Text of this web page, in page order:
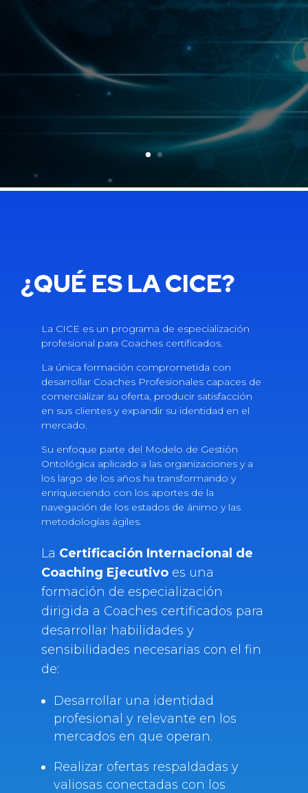
¿QUÉ ES LA CICE?
La CICE es un programa de especialización
profesional para Coaches certificados.
La única formación comprometida con
desarrollar Coaches Profesionales capaces de
comercializar su oferta, producir satisfacción
en sus clientes y expandir su identidad en el
mercado.
Su enfoque parte del Modelo de Gestión
Ontológica aplicado a las organizaciones y a
los largo de los años ha transformando y
enriqueciendo con los aportes de la
navegación de los estados de ánimo y las
metodologías ágiles.
La Certificación Internacional de
Coaching Ejecutivo es una
formación de especialización
dirigida a Coaches certificados para
desarrollar habilidades y
sensibilidades necesarias con el fin
de:
Desarrollar una identidad
profesional y relevante en los
mercados en que operan.
Realizar ofertas respaldadas y
valiosas conectadas con los